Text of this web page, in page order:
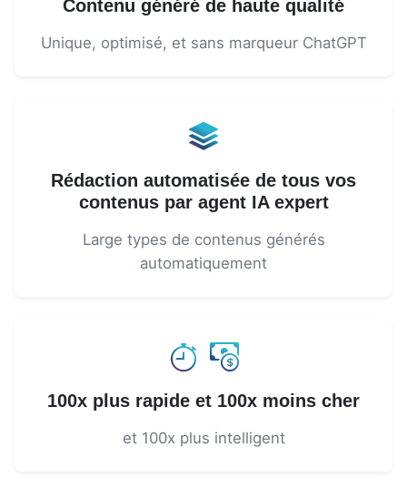
Contenu généré de haute qualité
Unique, optimisé, et sans marqueur ChatGPT
Rédaction automatisée de tous vos
contenus par agent IA expert
Large types de contenus générés
automatiquement
100x plus rapide et 100x moins cher
et 100x plus intelligent